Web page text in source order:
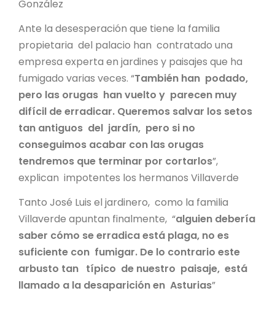
González
Ante la desesperación que tiene la familia
propietaria del palacio han contratado una
empresa experta en jardines y paisajes que ha
fumigado varias veces. “También han podado,
pero las orugas han vuelto y parecen muy
difícil de erradicar. Queremos salvar los setos
tan antiguos del jardín, pero si no
conseguimos acabar con las orugas
tendremos que terminar por cortarlos”,
explican impotentes los hermanos Villaverde
Tanto José Luis el jardinero, como la familia
Villaverde apuntan finalmente, “alguien debería
saber cómo se erradica está plaga, no es
suficiente con fumigar. De lo contrario este
arbusto tan típico de nuestro paisaje, está
llamado a la desaparición en Asturias”